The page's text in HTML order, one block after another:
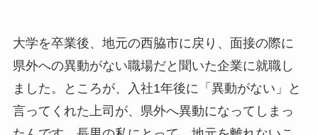
大学を卒業後、地元の西脇市に戻り、面接の際に
県外への異動がない職場だと聞いた企業に就職し
ました。ところが、入社1年後に「異動がない」と
言ってくれた上司が、県外へ異動になってしまっ